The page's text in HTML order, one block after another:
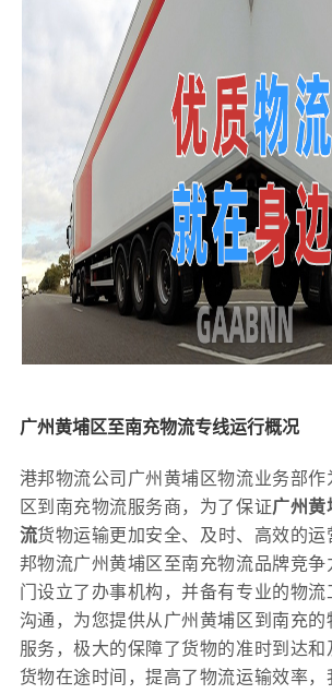
广州黄埔区至南充物流专线运行概况
港邦物流公司广州黄埔区物流业务部作
区到南充物流服务商，为了保证广州黄
流货物运输更加安全、及时、高效的
邦物流广州黄埔区至南充物流品牌竞争
门设立了办事机构，并备有专业的物
沟通，为您提供从广州黄埔区到南充的
服务，极大的保障了货物的准时到达和
货物在途时间，提高了物流运输效率